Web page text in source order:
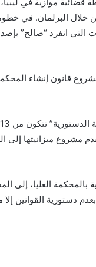
البرلمان. في
التي انفرد “صالح”
قانون إنشاء
مشروع ميزانيتها
العليا، إلى